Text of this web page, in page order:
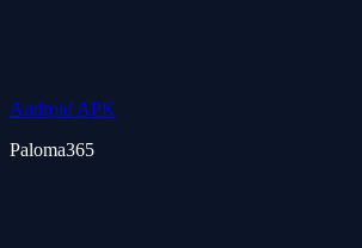
Android APK
Paloma365